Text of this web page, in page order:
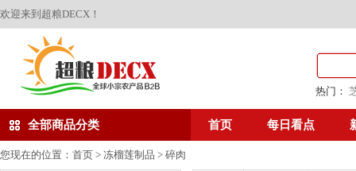
欢迎来到超粮DECX！
热门：
全部商品分类 首页 每日看点
您现在的位置： 首页 > 冻榴莲制品 > 碎肉